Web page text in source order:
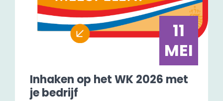
11
MEI
Inhaken op het WK 2026 met
je bedrijf